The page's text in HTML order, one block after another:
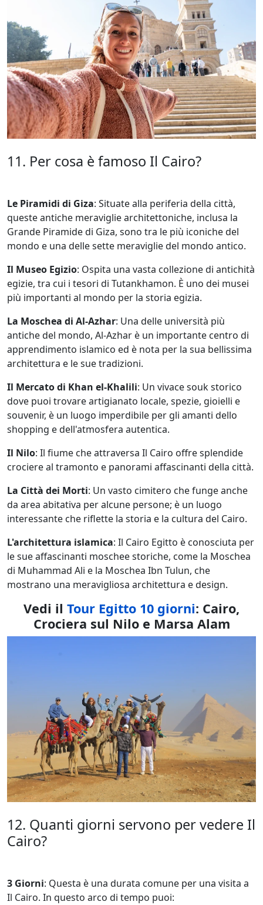
11. Per cosa è famoso Il Cairo?
Le Piramidi di Giza: Situate alla periferia della città,
queste antiche meraviglie architettoniche, inclusa la
Grande Piramide di Giza, sono tra le più iconiche del
mondo e una delle sette meraviglie del mondo antico.
Il Museo Egizio: Ospita una vasta collezione di antichità
egizie, tra cui i tesori di Tutankhamon. È uno dei musei
più importanti al mondo per la storia egizia.
La Moschea di Al-Azhar: Una delle università più
antiche del mondo, Al-Azhar è un importante centro di
apprendimento islamico ed è nota per la sua bellissima
architettura e le sue tradizioni.
Il Mercato di Khan el-Khalili: Un vivace souk storico
dove puoi trovare artigianato locale, spezie, gioielli e
souvenir, è un luogo imperdibile per gli amanti dello
shopping e dell'atmosfera autentica.
Il Nilo: Il fiume che attraversa Il Cairo offre splendide
crociere al tramonto e panorami affascinanti della città.
La Città dei Morti: Un vasto cimitero che funge anche
da area abitativa per alcune persone; è un luogo
interessante che riflette la storia e la cultura del Cairo.
L'architettura islamica: Il Cairo Egitto è conosciuta per
le sue affascinanti moschee storiche, come la Moschea
di Muhammad Ali e la Moschea Ibn Tulun, che
mostrano una meravigliosa architettura e design.
Vedi il Tour Egitto 10 giorni: Cairo,
Crociera sul Nilo e Marsa Alam
12. Quanti giorni servono per vedere Il
Cairo?
3 Giorni: Questa è una durata comune per una visita a
Il Cairo. In questo arco di tempo puoi: